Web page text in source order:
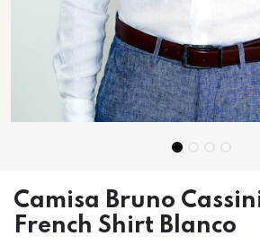
Camisa Bruno
French Shirt Blanco